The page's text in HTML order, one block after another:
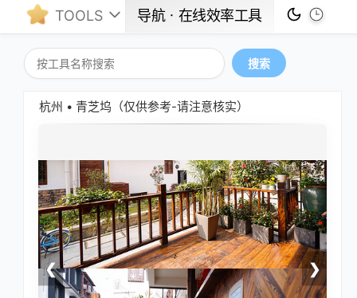
TOOLS 导航ㆍ在线效率工具
搜索
杭州 • 青芝坞（仅供参考-请注意核实）
❮ ❯